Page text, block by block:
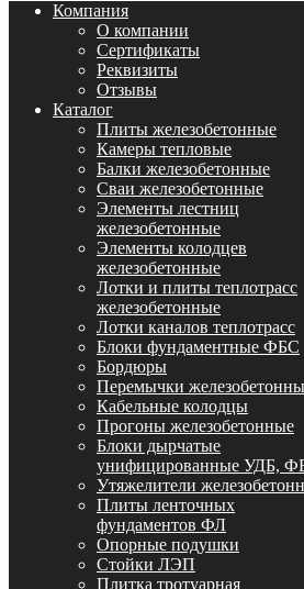
Компания
О компании
Сертификаты
Реквизиты
Отзывы
Каталог
Плиты железобетонные
Камеры тепловые
Балки железобетонные
Сваи железобетонные
Элементы лестниц
железобетонные
Элементы колодцев
железобетонные
Лотки и плиты теплотрасс
железобетонные
Лотки каналов теплотрасс
Блоки фундаментные ФБС
Бордюры
Перемычки
Кабельные колодцы
Прогоны железобетонные
Блоки дырчатые
унифицированные УДБ,
Утяжелители
Плиты ленточных
фундаментов ФЛ
Опорные подушки
Стойки ЛЭП
Плитка тротуарная